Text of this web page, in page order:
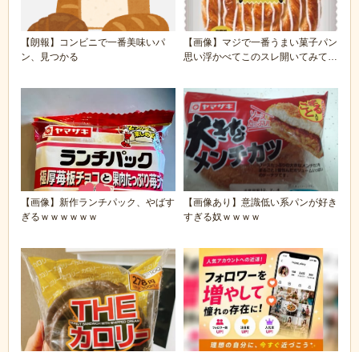
【朗報】コンビニで一番美味いパ
ン、見つかる
【画像】マジで一番うまい菓子パン
思い浮かべてこのスレ開いてみてく
【画像】新作ランチパック、やばす
ぎるｗｗｗｗｗｗ
【画像あり】意識低い系パンが好き
すぎる奴ｗｗｗｗ